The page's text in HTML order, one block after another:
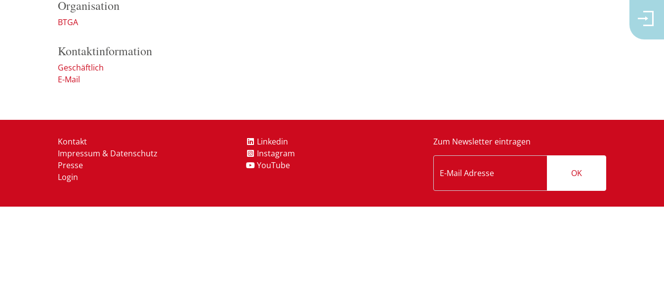
Organisation
BTGA
Kontaktinformation
Geschäftlich
E-Mail
Kontakt
Impressum & Datenschutz
Presse
Login
Linkedin
Instagram
YouTube
Zum Newsletter eintragen
OK